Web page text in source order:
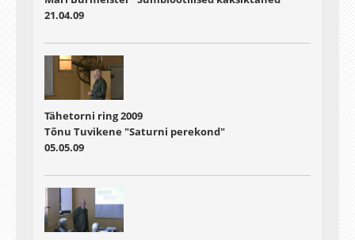
21.04.09
Tähetorni ring 2009
Tõnu Tuvikene "Saturni perekond"
05.05.09